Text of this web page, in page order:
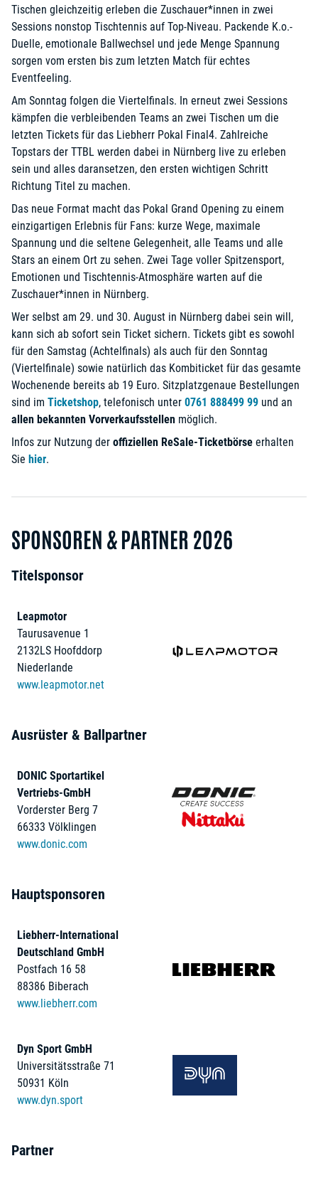
Tischen gleichzeitig erleben die Zuschauer*innen in zwei
Sessions nonstop Tischtennis auf Top-Niveau. Packende K.o.-
Duelle, emotionale Ballwechsel und jede Menge Spannung
sorgen vom ersten bis zum letzten Match für echtes
Eventfeeling.
Am Sonntag folgen die Viertelfinals. In erneut zwei Sessions
kämpfen die verbleibenden Teams an zwei Tischen um die
letzten Tickets für das Liebherr Pokal Final4. Zahlreiche
Topstars der TTBL werden dabei in Nürnberg live zu erleben
sein und alles daransetzen, den ersten wichtigen Schritt
Richtung Titel zu machen.
Das neue Format macht das Pokal Grand Opening zu einem
einzigartigen Erlebnis für Fans: kurze Wege, maximale
Spannung und die seltene Gelegenheit, alle Teams und alle
Stars an einem Ort zu sehen. Zwei Tage voller Spitzensport,
Emotionen und Tischtennis-Atmosphäre warten auf die
Zuschauer*innen in Nürnberg.
Wer selbst am 29. und 30. August in Nürnberg dabei sein will,
kann sich ab sofort sein Ticket sichern. Tickets gibt es sowohl
für den Samstag (Achtelfinals) als auch für den Sonntag
(Viertelfinale) sowie natürlich das Kombiticket für das gesamte
Wochenende bereits ab 19 Euro. Sitzplatzgenaue Bestellungen
sind im Ticketshop, telefonisch unter 0761 888499 99 und an
allen bekannten Vorverkaufsstellen möglich.
Infos zur Nutzung der offiziellen ReSale-Ticketbörse erhalten
Sie hier.
SPONSOREN & PARTNER 2026
Titelsponsor
Leapmotor
Taurusavenue 1
2132LS Hoofddorp
Niederlande
www.leapmotor.net
Ausrüster & Ballpartner
DONIC Sportartikel
Vertriebs-GmbH
Vorderster Berg 7
66333 Völklingen
www.donic.com
Hauptsponsoren
Liebherr-International
Deutschland GmbH
Postfach 16 58
88386 Biberach
www.liebherr.com
Dyn Sport GmbH
Universitätsstraße 71
50931 Köln
www.dyn.sport
Partner